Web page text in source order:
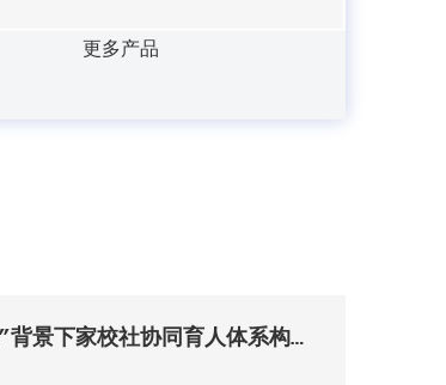
更多产品
《“双减”背景下家校社协同育人体系构建研究》课题调研暨新乡市家校社协同育人“教联体”建设工作研讨会召开